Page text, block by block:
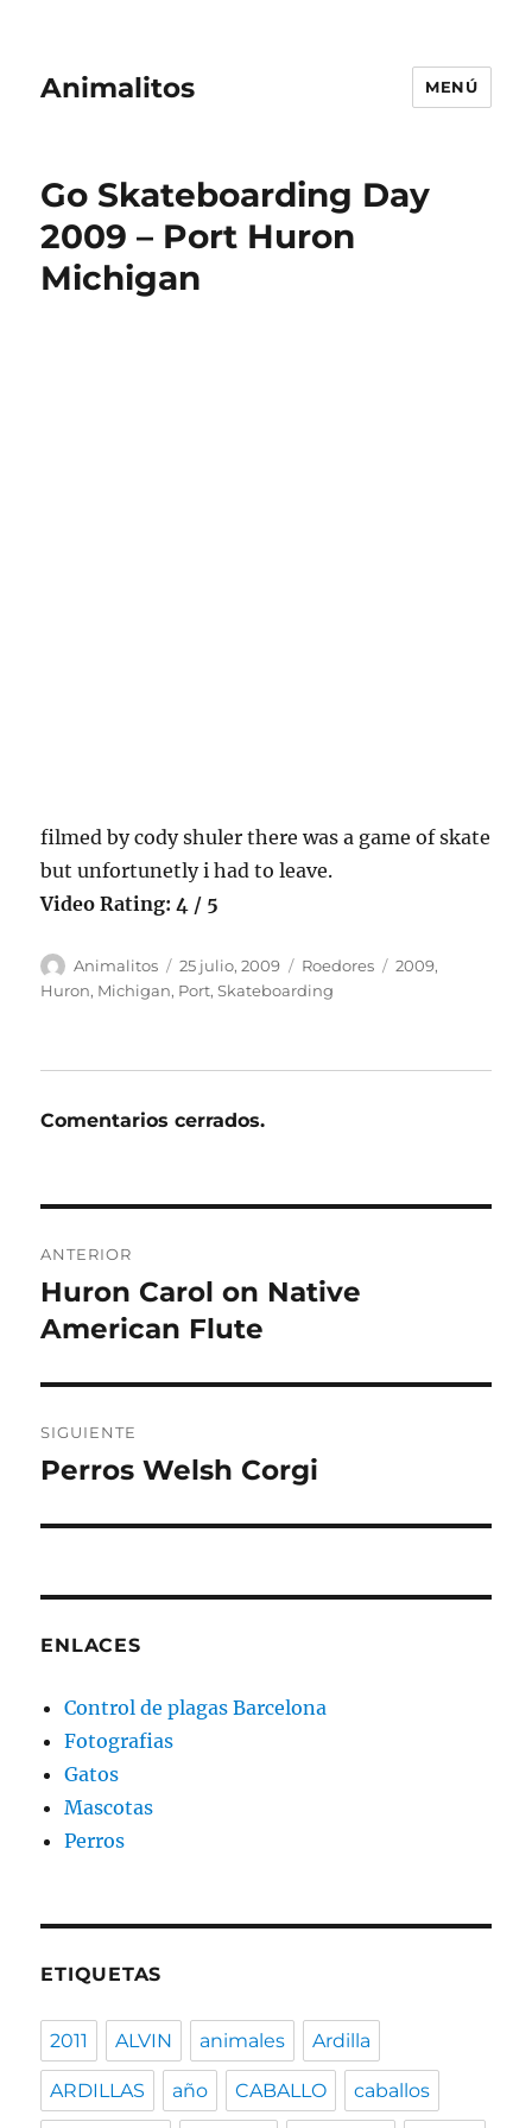
Animalitos MENÚ
Go Skateboarding Day
2009 – Port Huron
Michigan
filmed by cody shuler there was a game of skate
but unfortunetly i had to leave.
Video Rating: 4 / 5
Autor
Animalitos
Publicado
el
25 julio, 2009 Categorías
Roedores Etiquetas
2009,
Huron, Michigan, Port,Skateboarding
Comentarios cerrados.
de
entradas
ANTERIOR
Entrada
anterior:
Huron Carol on Native
American Flute
SIGUIENTE
Entrada
Perros Welsh Corgi
ENLACES
Control de plagas Barcelona
Fotografias
Gatos
Mascotas
Perros
ETIQUETAS
2011 ALVIN animales Ardilla
ARDILLAS año CABALLO caballos